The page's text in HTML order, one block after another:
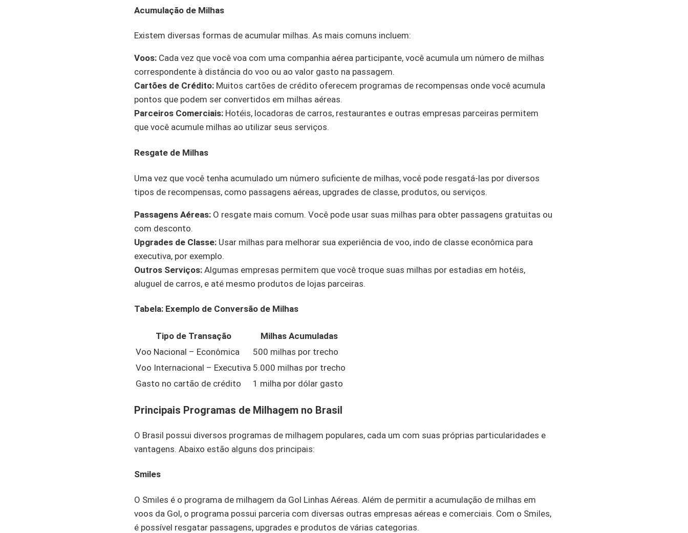
Acumulação de Milhas
Existem diversas formas de acumular milhas. As mais comuns incluem:
Voos: Cada vez que você voa com uma companhia aérea participante, você acumula um número de milhas
correspondente à distância do voo ou ao valor gasto na passagem.
Cartões de Crédito: Muitos cartões de crédito oferecem programas de recompensas onde você acumula
pontos que podem ser convertidos em milhas aéreas.
Parceiros Comerciais: Hotéis, locadoras de carros, restaurantes e outras empresas parceiras permitem
que você acumule milhas ao utilizar seus serviços.
Resgate de Milhas
Uma vez que você tenha acumulado um número suficiente de milhas, você pode resgatá-las por diversos
tipos de recompensas, como passagens aéreas, upgrades de classe, produtos, ou serviços.
Passagens Aéreas: O resgate mais comum. Você pode usar suas milhas para obter passagens gratuitas ou
com desconto.
Upgrades de Classe: Usar milhas para melhorar sua experiência de voo, indo de classe econômica para
executiva, por exemplo.
Outros Serviços: Algumas empresas permitem que você troque suas milhas por estadias em hotéis,
aluguel de carros, e até mesmo produtos de lojas parceiras.
Tabela: Exemplo de Conversão de Milhas
Tipo de Transação
Milhas Acumuladas
Voo Nacional – Econômica
500 milhas por trecho
Voo Internacional – Executiva 5.000 milhas por trecho
Gasto no cartão de crédito
1 milha por dólar gasto
Principais Programas de Milhagem no Brasil
O Brasil possui diversos programas de milhagem populares, cada um com suas próprias particularidades e
vantagens. Abaixo estão alguns dos principais:
Smiles
O Smiles é o programa de milhagem da Gol Linhas Aéreas. Além de permitir a acumulação de milhas em
voos da Gol, o programa possui parceria com diversas outras empresas aéreas e comerciais. Com o Smiles,
é possível resgatar passagens, upgrades e produtos de várias categorias.